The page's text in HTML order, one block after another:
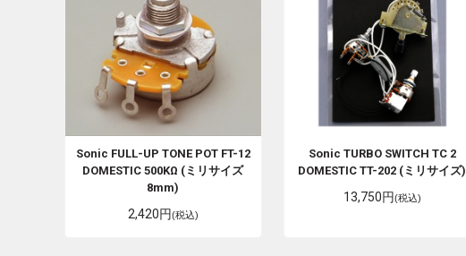
Sonic FULL-UP TONE POT FT-12
DOMESTIC 500KΩ (ミリサイズ
8mm)
2,420円(税込)
Sonic TURBO SWITCH TC 2
DOMESTIC TT-202 (ミリサイズ)
13,750円(税込)